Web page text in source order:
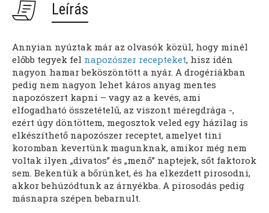
Leírás
Annyian nyúztak már az olvasók közül, hogy minél
előbb tegyek fel napozószer recepteket, hisz idén
nagyon hamar beköszöntött a nyár. A drogériákban
pedig nem nagyon lehet káros anyag mentes
napozószert kapni – vagy az a kevés, ami
elfogadható összetételű, az viszont méregdrága -,
ezért úgy döntöttem, megosztok veled egy házilag is
elkészíthető napozószer receptet, amelyet tini
koromban kevertünk magunknak, amikor még nem
voltak ilyen „divatos” és „menő” naptejek, sőt faktorok
sem. Bekentük a bőrünket, és ha elkezdett pirosodni,
akkor behúzódtunk az árnyékba. A pirosodás pedig
másnapra szépen bebarnult.